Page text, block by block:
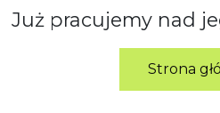
Już pracujemy nad
Strona